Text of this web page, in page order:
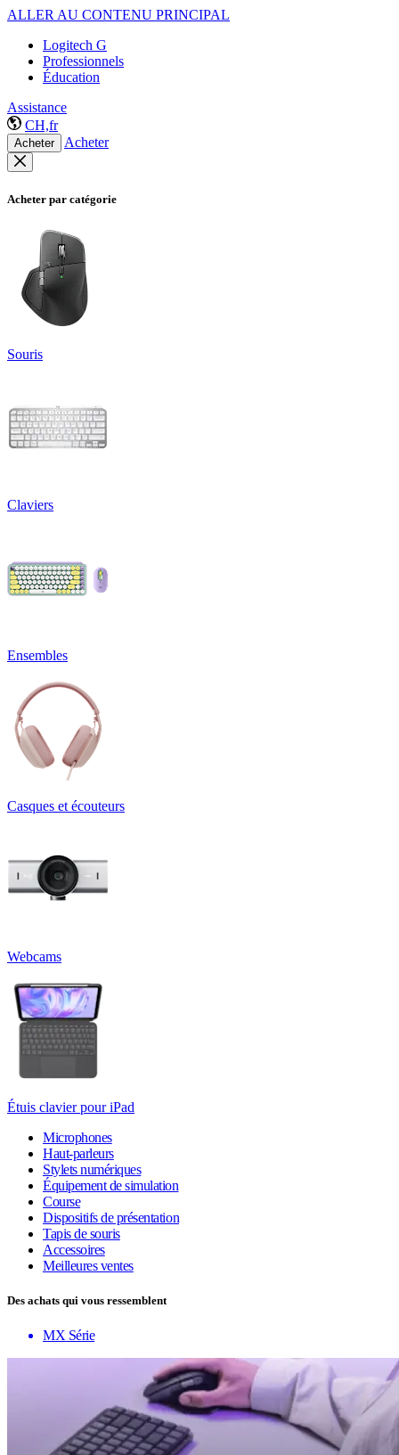
ALLER AU CONTENU PRINCIPAL
Logitech G
Professionnels
Éducation
Assistance
CH,fr
Acheter Acheter
Acheter par catégorie
Souris
Claviers
Ensembles
Casques et écouteurs
Webcams
Étuis clavier pour iPad
Microphones
Haut-parleurs
Stylets numériques
Équipement de simulation
Course
Dispositifs de présentation
Tapis de souris
Accessoires
Meilleures ventes
Des achats qui vous ressemblent
MX Série